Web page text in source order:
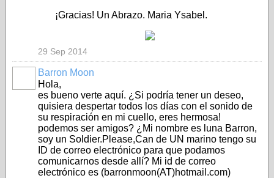
¡Gracias! Un Abrazo. Maria Ysabel.
29 Sep 2014
Barron Moon
Hola,
es bueno verte aquí. ¿Si podría tener un deseo,
quisiera despertar todos los días con el sonido de
su respiración en mi cuello, eres hermosa!
podemos ser amigos? ¿Mi nombre es luna Barron,
soy un Soldier.Please,Can de UN marino tengo su
ID de correo electrónico para que podamos
comunicarnos desde allí? Mi id de correo
electrónico es (barronmoon(AT)hotmail.com)